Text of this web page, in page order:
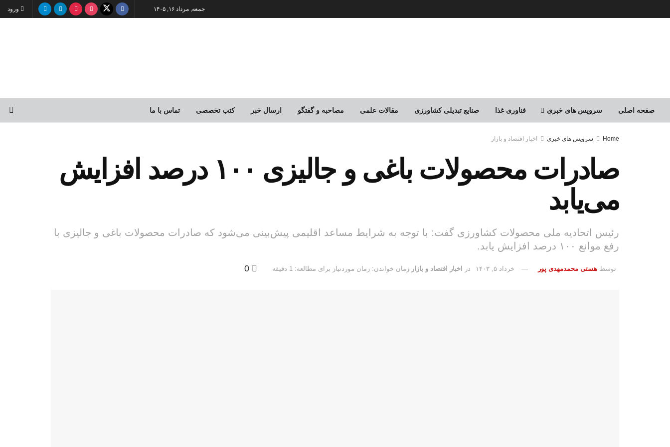
جمعه, مرداد ۱۶, ۱۴۰۵ ورود
صفحه اصلی سرویس های خبری فناوری غذا صنایع تبدیلی کشاورزی مقالات علمی مصاحبه و گفتگو ارسال خبر کتب تخصصی تماس با ما
Home سرویس های خبری اخبار اقتصاد و بازار
صادرات محصولات باغی و جالیزی ۱۰۰ درصد افزایش
می‌یابد
رئیس اتحادیه ملی محصولات کشاورزی گفت: با توجه به شرایط مساعد اقلیمی پیش‌بینی می‌شود که صادرات محصولات باغی و جالیزی با
رفع موانع ۱۰۰ درصد افزایش یابد.
توسط هستی محمدمهدی پور خرداد ۵, ۱۴۰۳ در اخبار اقتصاد و بازار زمان خواندن: زمان موردنیاز برای مطالعه: 1 دقیقه